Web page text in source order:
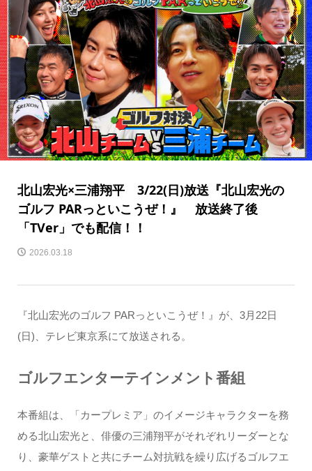
北山宏光×三浦翔平 3/22(日)放送『北山宏光の
ゴルフ PARっといこうぜ！』 放送終了後
「TVer」でも配信！！
2026.03.18
『北山宏光のゴルフ PARっといこうぜ！』が、3月22日
(日)、テレビ東京系にて放送される。
ゴルフエンターテインメント番組
本番組は、「カープレミア」のイメージキャラクターを務
める北山宏光と、俳優の三浦翔平がそれぞれリーダーとな
り、豪華ゲストと共にチーム対抗戦を繰り広げるゴルフエ